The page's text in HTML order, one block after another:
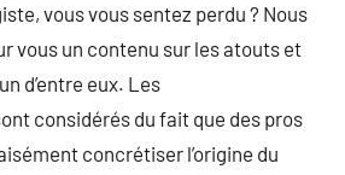
vous vous sentez perdu ? Nous
vous un contenu sur les atouts et
d’entre eux. Les
considérés du fait que des pros
concrétiser l’origine du